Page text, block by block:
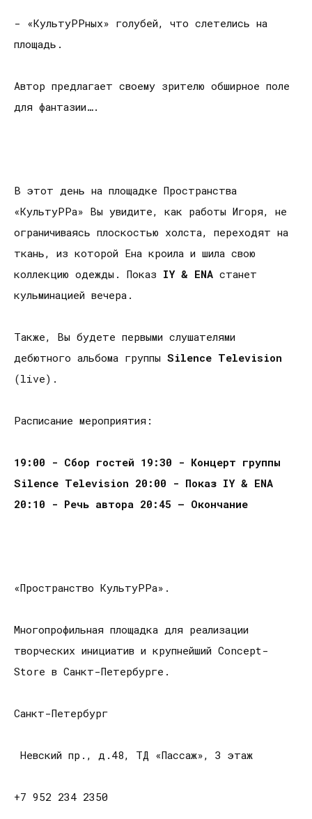
- «КультуРРных» голубей, что слетелись на
площадь.
Автор предлагает своему зрителю обширное поле
для фантазии….
В этот день на площадке Пространства
«КультуРРа» Вы увидите, как работы Игоря, не
ограничиваясь плоскостью холста, переходят на
ткань, из которой Ена кроила и шила свою
коллекцию одежды. Показ IY & ENA станет
кульминацией вечера.
Также, Вы будете первыми слушателями
дебютного альбома группы Silence Television
(live).
Расписание мероприятия:
19:00 - Сбор гостей 19:30 - Концерт группы
Silence Television 20:00 - Показ IY & ENA
20:10 - Речь автора 20:45 – Окончание
«Пространство КультуРРа».
Многопрофильная площадка для реализации
творческих инициатив и крупнейший Concept-
Store в Санкт-Петербурге.
Санкт-Петербург
Невский пр., д.48, ТД «Пассаж», 3 этаж
+7 952 234 2350